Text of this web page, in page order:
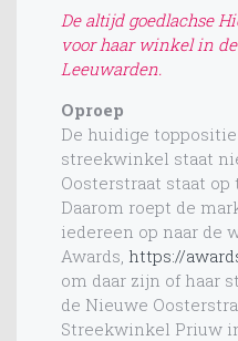
De altijd goedlachse
voor haar winkel in
Leeuwarden.
Oproep
De huidige toppositie
streekwinkel staat
Oosterstraat staat op
Daarom roept de
iedereen op naar de
Awards, https://
om daar zijn of haar
de Nieuwe
Streekwinkel Priuw